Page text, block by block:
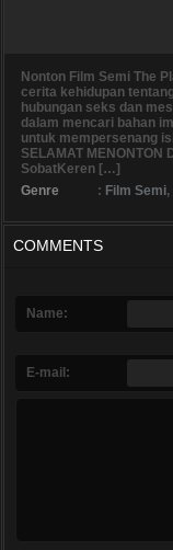
Nonton Film Semi The
cerita kehidupan
hubungan seks dan
dalam mencari bahan
untuk mempersenang
SELAMAT
SobatKeren […]
Genre
: Film Semi,
COMMENTS
Name:
E-mail: